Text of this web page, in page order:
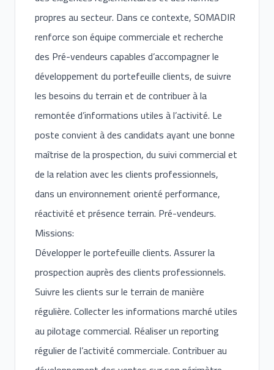
propres au secteur. Dans ce contexte, SOMADIR
renforce son équipe commerciale et recherche
des Pré-vendeurs capables d’accompagner le
développement du portefeuille clients, de suivre
les besoins du terrain et de contribuer à la
remontée d’informations utiles à l’activité. Le
poste convient à des candidats ayant une bonne
maîtrise de la prospection, du suivi commercial et
de la relation avec les clients professionnels,
dans un environnement orienté performance,
réactivité et présence terrain. Pré-vendeurs.
Missions:
Développer le portefeuille clients. Assurer la
prospection auprès des clients professionnels.
Suivre les clients sur le terrain de manière
régulière. Collecter les informations marché utiles
au pilotage commercial. Réaliser un reporting
régulier de l’activité commerciale. Contribuer au